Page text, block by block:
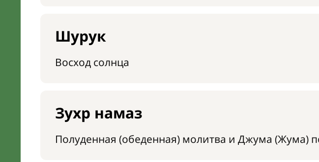
Шурук
Восход солнца
Зухр намаз
Полуденная (обеденная) молитва и Джума (Жума)